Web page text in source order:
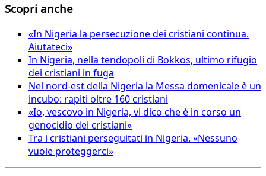
Scopri anche
«In Nigeria la persecuzione dei cristiani continua.
Aiutateci»
In Nigeria, nella tendopoli di Bokkos, ultimo rifugio
dei cristiani in fuga
Nel nord-est della Nigeria la Messa domenicale è un
incubo: rapiti oltre 160 cristiani
«Io, vescovo in Nigeria, vi dico che è in corso un
genocidio dei cristiani»
Tra i cristiani perseguitati in Nigeria. «Nessuno
vuole proteggerci»